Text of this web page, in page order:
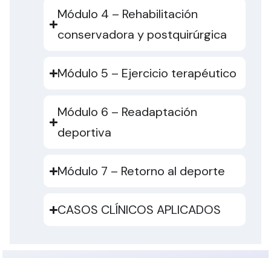
Módulo 4 – Rehabilitación
conservadora y postquirúrgica
Módulo 5 – Ejercicio terapéutico
Módulo 6 – Readaptación
deportiva
Módulo 7 – Retorno al deporte
CASOS CLÍNICOS APLICADOS